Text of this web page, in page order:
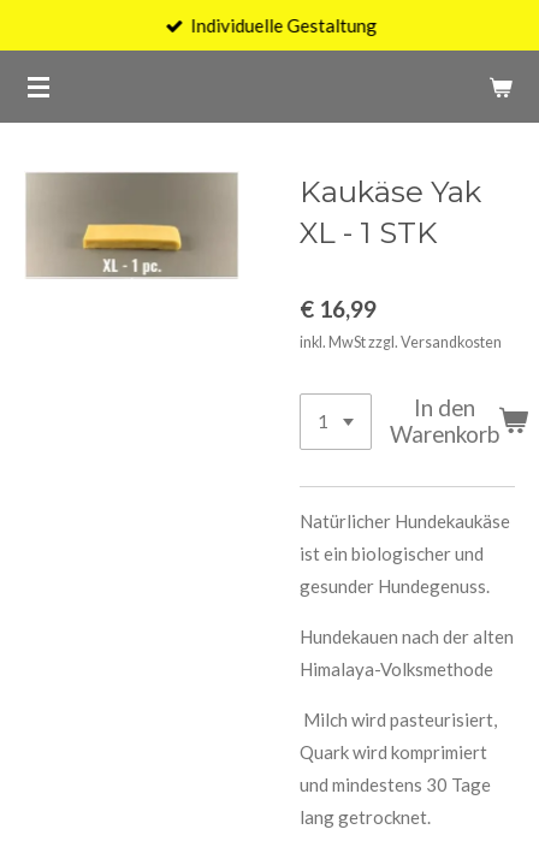
springen
Individuelle Gestaltung
Kaukäse Yak
XL - 1 STK
€ 16,99
inkl. MwSt zzgl. Versandkosten
In den
Warenkorb
Natürlicher Hundekaukäse
ist ein biologischer und
gesunder Hundegenuss.
Hundekauen nach der alten
Himalaya-Volksmethode
Milch wird pasteurisiert,
Quark wird komprimiert
und mindestens 30 Tage
lang getrocknet.